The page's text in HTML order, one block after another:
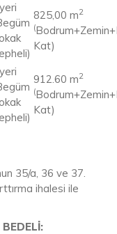
825,00 m2
(
Kat)
912.60 m2
(
Kat)
35/a, 36 ve 37.
ihalesi ile